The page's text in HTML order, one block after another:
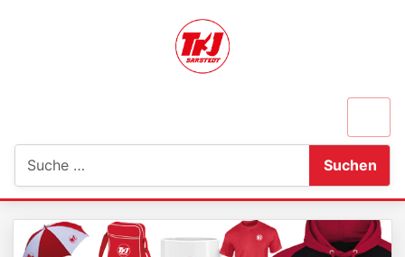
Suchen